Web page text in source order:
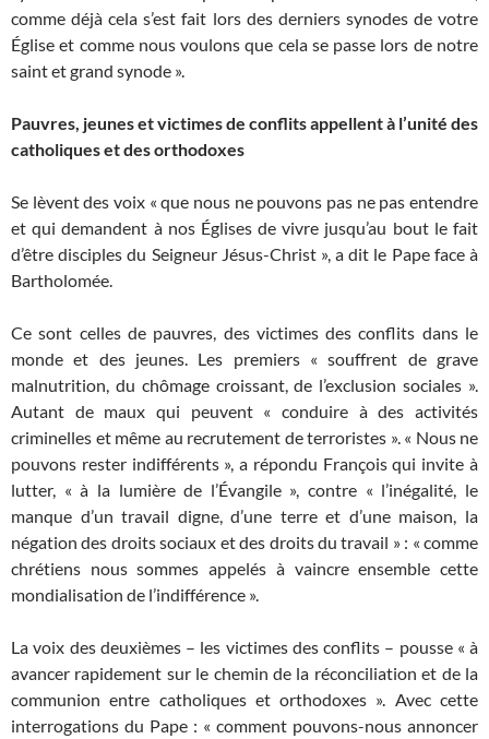
comme déjà cela s’est fait lors des derniers synodes de votre
Église et comme nous voulons que cela se passe lors de notre
saint et grand synode ».
Pauvres, jeunes et victimes de conflits appellent à l’unité des
catholiques et des orthodoxes
Se lèvent des voix « que nous ne pouvons pas ne pas entendre
et qui demandent à nos Églises de vivre jusqu’au bout le fait
d’être disciples du Seigneur Jésus-Christ », a dit le Pape face à
Bartholomée.
Ce sont celles de pauvres, des victimes des conflits dans le
monde et des jeunes. Les premiers « souffrent de grave
malnutrition, du chômage croissant, de l’exclusion sociales ».
Autant de maux qui peuvent « conduire à des activités
criminelles et même au recrutement de terroristes ». « Nous ne
pouvons rester indifférents », a répondu François qui invite à
lutter, « à la lumière de l’Évangile », contre « l’inégalité, le
manque d’un travail digne, d’une terre et d’une maison, la
négation des droits sociaux et des droits du travail » : « comme
chrétiens nous sommes appelés à vaincre ensemble cette
mondialisation de l’indifférence ».
La voix des deuxièmes – les victimes des conflits – pousse « à
avancer rapidement sur le chemin de la réconciliation et de la
communion entre catholiques et orthodoxes ». Avec cette
interrogations du Pape : « comment pouvons-nous annoncer